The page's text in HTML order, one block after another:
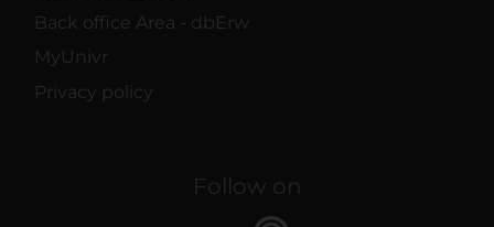
Back office Area - dbErw
MyUnivr
Privacy policy
Follow on